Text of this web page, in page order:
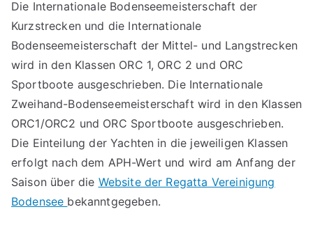
Die Internationale Bodenseemeisterschaft der
Kurzstrecken und die Internationale
Bodenseemeisterschaft der Mittel- und Langstrecken
wird in den Klassen ORC 1, ORC 2 und ORC
Sportboote ausgeschrieben. Die Internationale
Zweihand-Bodenseemeisterschaft wird in den Klassen
ORC1/ORC2 und ORC Sportboote ausgeschrieben.
Die Einteilung der Yachten in die jeweiligen Klassen
erfolgt nach dem APH-Wert und wird am Anfang der
Saison über die Website der Regatta Vereinigung
Bodensee bekanntgegeben.